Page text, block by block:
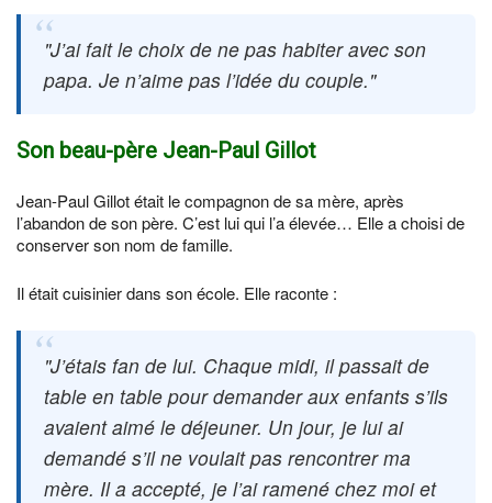
J’ai fait le choix de ne pas habiter avec son
papa. Je n’aime pas l’idée du couple.
Son beau-père Jean-Paul Gillot
Jean-Paul Gillot était le compagnon de sa mère, après
l’abandon de son père. C’est lui qui l’a élevée… Elle a choisi de
conserver son nom de famille.
Il était cuisinier dans son école. Elle raconte :
J’étais fan de lui. Chaque midi, il passait de
table en table pour demander aux enfants s’ils
avaient aimé le déjeuner. Un jour, je lui ai
demandé s’il ne voulait pas rencontrer ma
mère. Il a accepté, je l’ai ramené chez moi et